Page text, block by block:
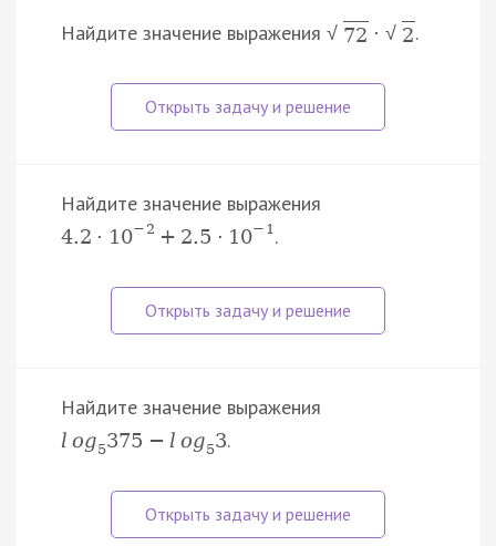
Найдите значение выражения √ 72 · √ 2.
Найдите значение выражения
4.2 · 10− 2 + 2.5 · 10− 1 .
Найдите значение выражения
l og5375 − l og53.